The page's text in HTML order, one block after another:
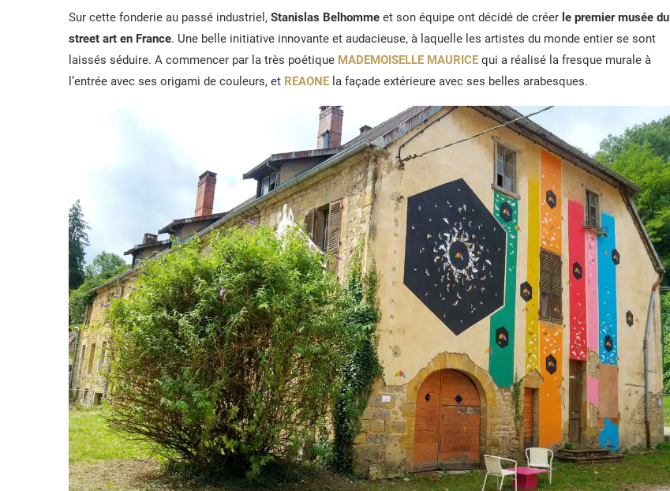
Sur cette fonderie au passé industriel, Stanislas Belhomme et son équipe ont décidé de créer le premier musée du
street art en France. Une belle initiative innovante et audacieuse, à laquelle les artistes du monde entier se sont
laissés séduire. A commencer par la très poétique MADEMOISELLE MAURICE qui a réalisé la fresque murale à
l’entrée avec ses origami de couleurs, et REAONE la façade extérieure avec ses belles arabesques.